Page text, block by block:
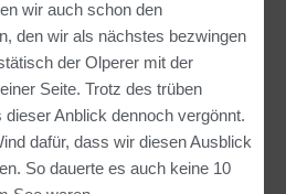
wir auch schon den
den wir als nächstes bezwingen
der Olperer mit der
Seite. Trotz des trüben
Anblick dennoch vergönnt.
dafür, dass wir diesen Ausblick
So dauerte es auch keine 10